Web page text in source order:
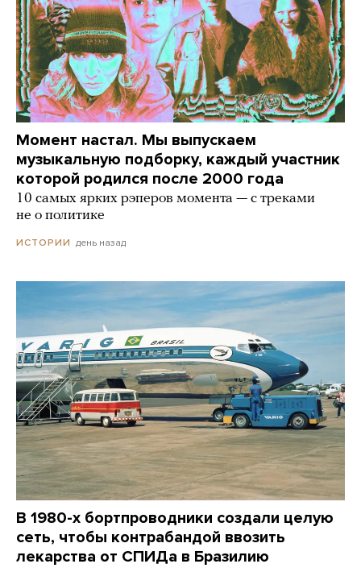
Момент настал. Мы выпускаем
музыкальную подборку, каждый участник
которой родился после 2000 года
10 самых ярких рэперов момента — с треками
не о политике
ИСТОРИИ день назад
В 1980-х бортпроводники создали целую
сеть, чтобы контрабандой ввозить
лекарства от СПИДа в Бразилию